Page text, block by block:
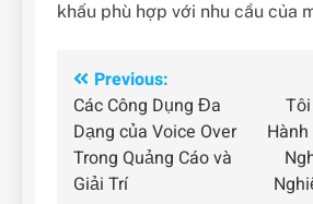
khấu phù hợp với nhu cầu của
Điều
hướng
bài
Previous:
Các Công Dụng Đa
Dạng của Voice Over
Trong Quảng Cáo và
Giải Trí